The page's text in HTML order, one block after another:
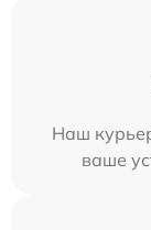
Наш
ваше